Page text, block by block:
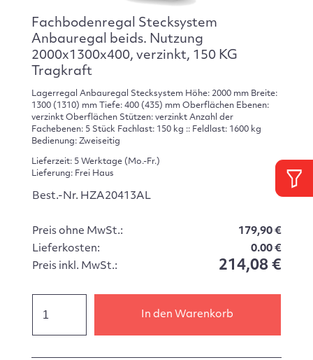
Fachbodenregal Stecksystem
Anbauregal beids. Nutzung
2000x1300x400, verzinkt, 150 KG
Tragkraft
Lagerregal Anbauregal Stecksystem Höhe: 2000 mm Breite:
1300 (1310) mm Tiefe: 400 (435) mm Oberflächen Ebenen:
verzinkt Oberflächen Stützen: verzinkt Anzahl der
Fachebenen: 5 Stück Fachlast: 150 kg :: Feldlast: 1600 kg
Bedienung: Zweiseitig
Lieferzeit: 5 Werktage (Mo.-Fr.)
Lieferung: Frei Haus
Best.-Nr. HZA20413AL
Preis ohne MwSt.:
179,90 €
Lieferkosten:
0.00 €
Preis inkl. MwSt.:
214,08 €
In den Warenkorb